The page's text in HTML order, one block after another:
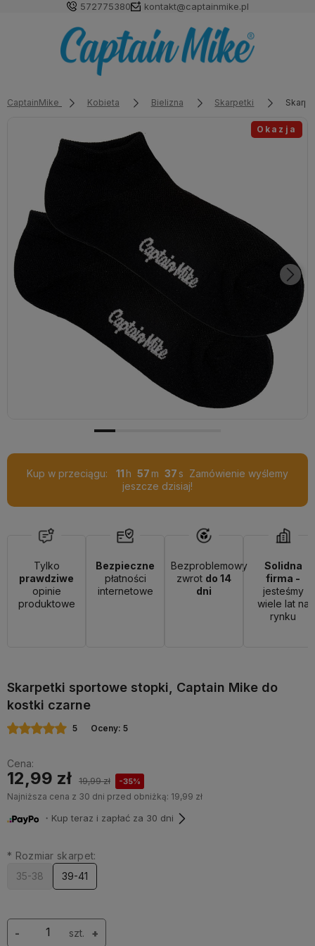
572775380 kontakt@captainmike.pl
CaptainMike Kobieta Bielizna Skarpetki
Okazja
Kup w przeciągu: 11 57 37
Zamówienie wyślemy
jeszcze dzisiaj!
Tylko
prawdziwe
opinie
produktowe
Bezpieczne
płatności
internetowe
Bezproblemowy
zwrot do 14
dni
Solidna
firma -
jesteśmy
wiele lat na
rynku
Skarpetki sportowe stopki, Captain Mike do
kostki czarne
5 Oceny: 5
Cena:
12,99 zł 19,99 zł -35%
Najniższa cena z 30 dni przed obniżką: 19,99 zł
・Kup teraz i zapłać za 30 dni
* Rozmiar skarpet:
35-38
39-41
szt. +
-